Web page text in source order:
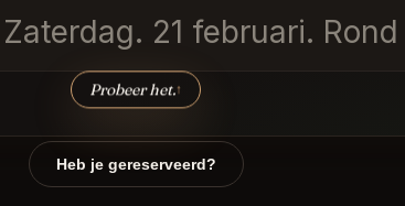
21 februari.
Probeer het.↑
Heb je gereserveerd?